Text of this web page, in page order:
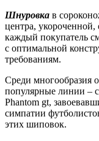
Шнуровка в
центра,
каждый покупатель
с оптимальной
требованиям.
Среди многообразия
популярные линии –
Phantom gt,
симпатии
этих шиповок.